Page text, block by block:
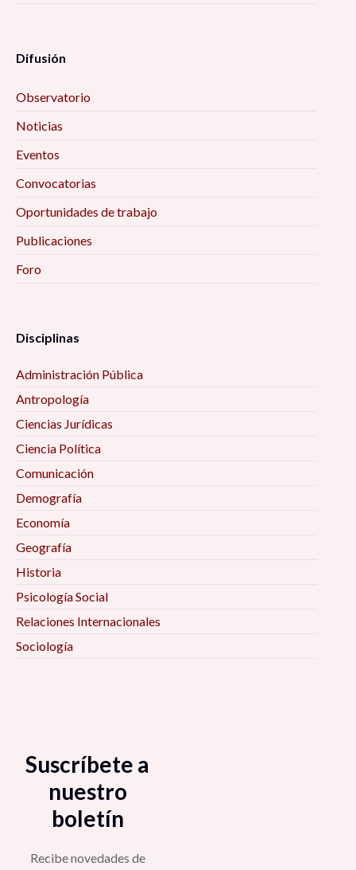
Difusión
Observatorio
Noticias
Eventos
Convocatorias
Oportunidades de trabajo
Publicaciones
Foro
Disciplinas
Administración Pública
Antropología
Ciencias Jurídicas
Ciencia Política
Comunicación
Demografía
Economía
Geografía
Historia
Psicología Social
Relaciones Internacionales
Sociología
Suscríbete a
nuestro
boletín
Recibe novedades de